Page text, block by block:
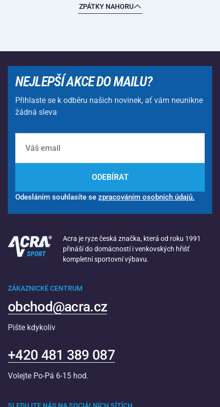
ZPÁTKY NAHORU
NEJLEPŠÍ AKCE DO MAILU?
Přihlaste se k odběru našich novinek, ať vám neunikne
žádná sleva
ODEBÍRAT
Odesláním souhlasíte se zpracováním osobních údajů.
Acra je ryze česká značka, která od roku 1991
přináší do domácností i venkovských hřišť
kompletní sportovní výbavu.
SLEDUJTE NÁS NA SOCIÁLNÍCH SÍTÍCH
ZÁKAZNICKÉ CENTRUM
obchod@acra.cz
Pište kdykoliv
+420 481 389 087
Volejte Po-Pá 6-15 hod.